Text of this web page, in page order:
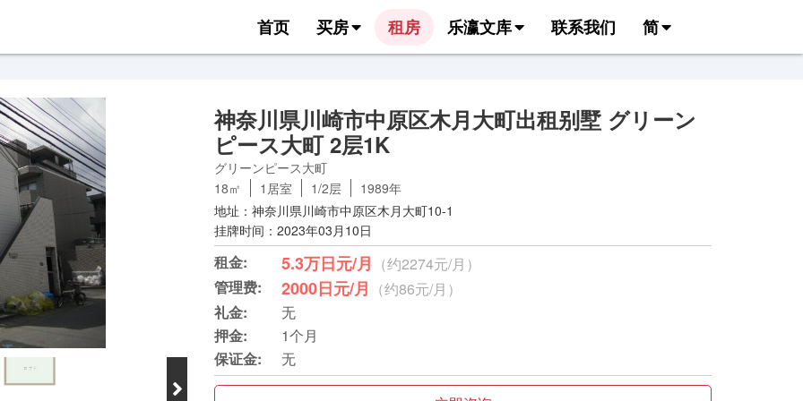
首页 买房 租房 乐瀛文库 联系我们 简
神奈川県川崎市中原区木月大町出租别墅 グリーン
ピース大町 2层1K
グリーンピース大町
18㎡
1居室 1/2层
1989年
地址：神奈川県川崎市中原区木月大町10-1
挂牌时间：2023年03月10日
租金: 5.3万日元/月 （约2274元/月）
管理费:
2000日元/月 （约86元/月）
礼金:
无
押金:
1个月
保证金:
无